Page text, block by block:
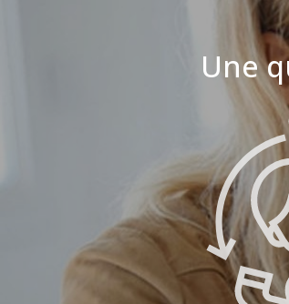
Une